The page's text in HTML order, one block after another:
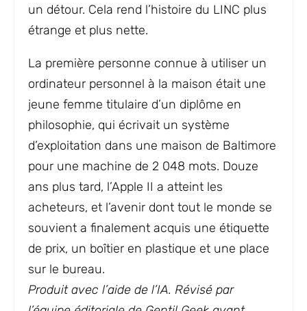
un détour. Cela rend l’histoire du LINC plus
étrange et plus nette.
La première personne connue à utiliser un
ordinateur personnel à la maison était une
jeune femme titulaire d’un diplôme en
philosophie, qui écrivait un système
d’exploitation dans une maison de Baltimore
pour une machine de 2 048 mots. Douze
ans plus tard, l’Apple II a atteint les
acheteurs, et l’avenir dont tout le monde se
souvient a finalement acquis une étiquette
de prix, un boîtier en plastique et une place
sur le bureau.
Produit avec l’aide de l’IA. Révisé par